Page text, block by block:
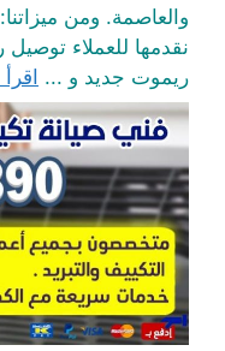
والعاصمة. ومن
نقدمها للعملاء
ريموت جديد و ...